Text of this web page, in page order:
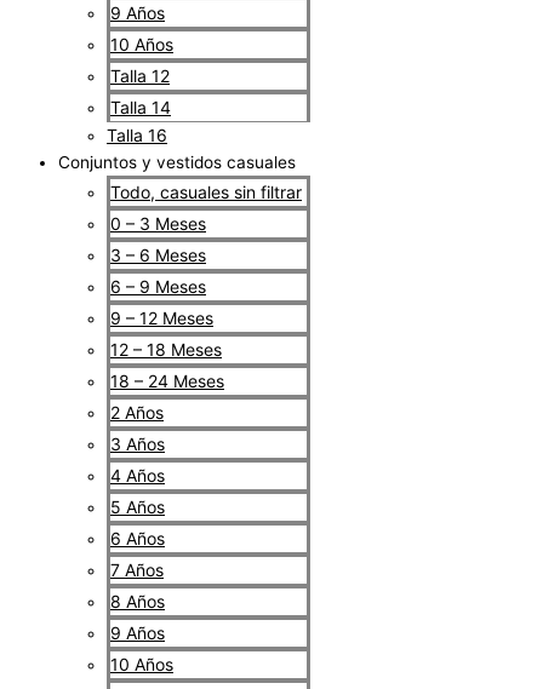
9 Años
10 Años
Talla 12
Talla 14
Talla 16
Conjuntos y vestidos casuales
Todo, casuales sin filtrar
0 – 3 Meses
3 – 6 Meses
6 – 9 Meses
9 – 12 Meses
12 – 18 Meses
18 – 24 Meses
2 Años
3 Años
4 Años
5 Años
6 Años
7 Años
8 Años
9 Años
10 Años